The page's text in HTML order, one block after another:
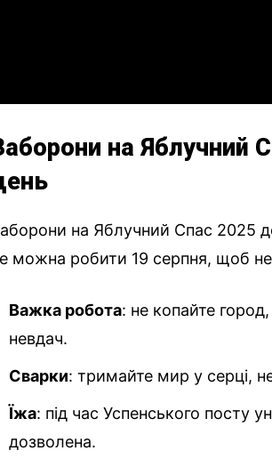
на Яблучний
на Яблучний Спас 2025
можна робити 19 серпня, щоб не
Важка робота: не копайте
невдач.
Сварки: тримайте мир у серці,
Їжа: під час Успенського посту
дозволена.